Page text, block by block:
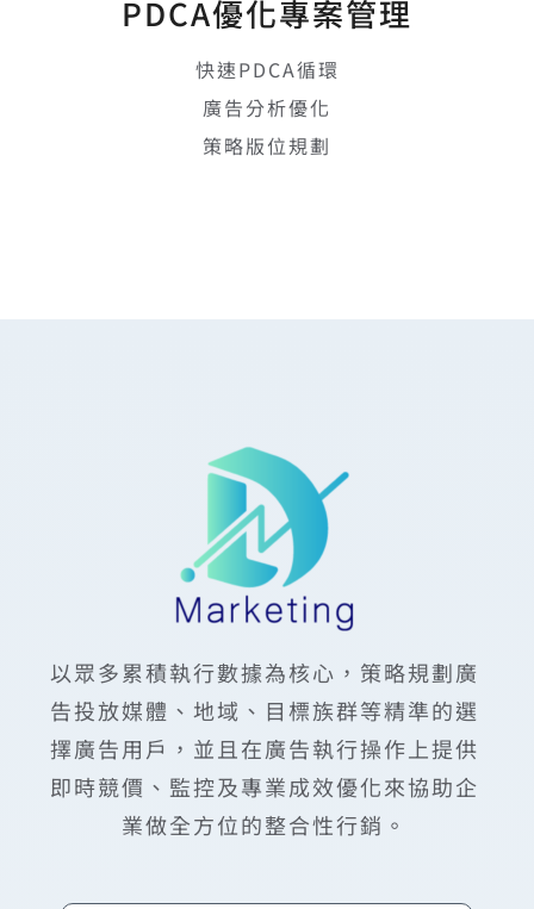
PDCA優化專案管理
快速PDCA循環
廣告分析優化
策略版位規劃
以眾多累積執行數據為核心，策略規劃廣
告投放媒體、地域、目標族群等精準的選
擇廣告用戶，並且在廣告執行操作上提供
即時競價、監控及專業成效優化來協助企
業做全方位的整合性行銷。